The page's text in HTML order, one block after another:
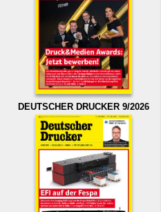
DEUTSCHER DRUCKER 9/2026